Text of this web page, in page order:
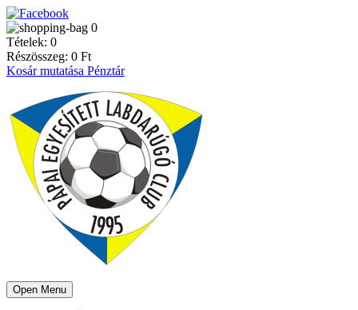
0
Tételek: 0
Részösszeg: 0 Ft
Kosár mutatása Pénztár
Open Menu